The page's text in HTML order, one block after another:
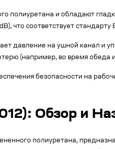
и обладают
что соответствует
давление на ушной канал и
(например, во время обеда
безопасности на
Обзор и
полиуретана,